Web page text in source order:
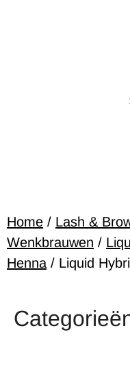
Home / Lash &
Wenkbrauwen /
Henna / Liquid